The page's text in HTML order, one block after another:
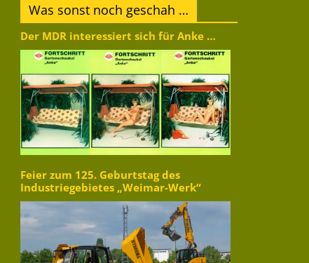
Was sonst noch geschah …
Der MDR interessiert sich für Anke …
Feier zum 125. Geburtstag des
Industriegebietes „Weimar-Werk“